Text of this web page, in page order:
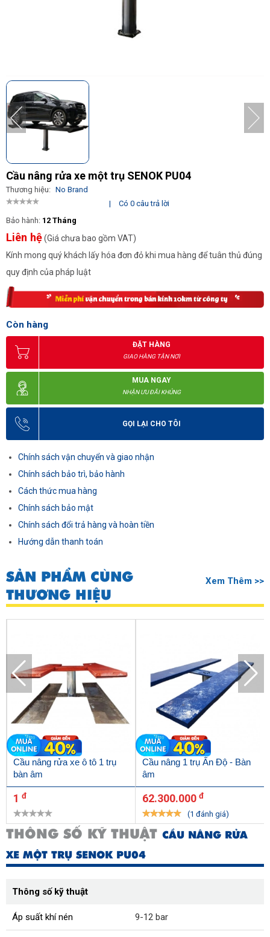
Cầu nâng rửa xe một trụ SENOK PU04
Thương hiệu: No Brand
|
Có 0 câu trả lời
Bảo hành: 12 Tháng
Liên hệ(Giá chưa bao gồm VAT)
Kính mong quý khách lấy hóa đơn đỏ khi mua hàng để tuân thủ đúng
quy định của pháp luật
Còn hàng
ĐẶT HÀNG
GIAO HÀNG TẬN NƠI
MUA NGAY
NHẬN ƯU ĐÃI KHỦNG
GỌI LẠI CHO TÔI
Chính sách vận chuyển và giao nhận
Chính sách bảo trì, bảo hành
Cách thức mua hàng
Chính sách bảo mật
Chính sách đổi trả hàng và hoàn tiền
Hướng dẫn thanh toán
SẢN PHẨM CÙNG
THƯƠNG HIỆU
Xem Thêm >>
Cầu nâng rửa xe ô tô 1 trụ
bàn âm
1 đ
Cầu nâng 1 trụ Ấn Độ - Bàn
âm
62.300.000 đ
(1 đánh giá)
THÔNG SỐ KỸ THUẬT CẦU NÂNG RỬA
XE MỘT TRỤ SENOK PU04
Thông số kỹ thuật
Áp suất khí nén 9-12 bar